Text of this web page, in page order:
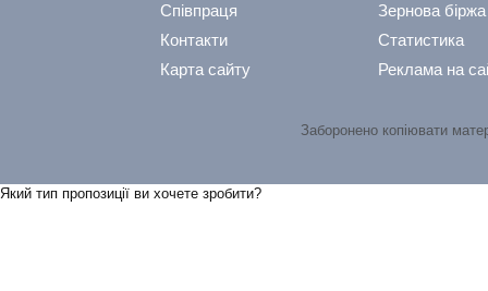
Співпраця
Контакти
Карта сайту
Зернова біржа
Статистика
Реклама на
Заборонено копіювати
Який тип пропозицiї ви хочете зробити?